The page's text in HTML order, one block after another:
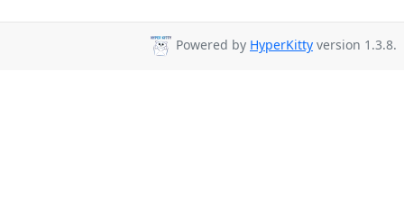
Powered by HyperKitty version 1.3.8.